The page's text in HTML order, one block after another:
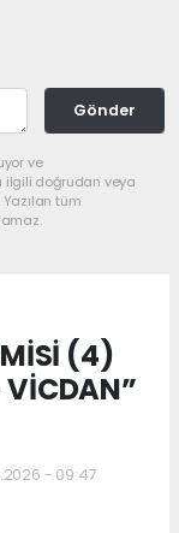
Gönder
ve
ilgili doğrudan veya
tüm
(4)
VİCDAN”
- 09:47